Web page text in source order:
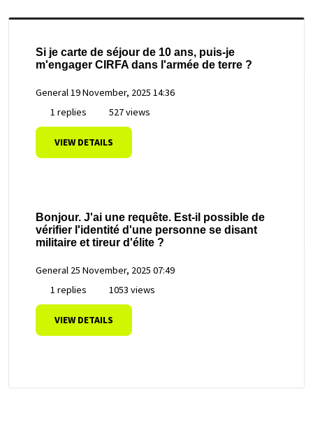
Si je carte de séjour de 10 ans, puis-je
m'engager CIRFA dans l'armée de terre ?
General19 November, 2025 14:36
1 replies
527 views
VIEW DETAILS
Bonjour. J'ai une requête. Est-il possible de
vérifier l'identité d'une personne se disant
militaire et tireur d'élite ?
General 25 November, 2025 07:49
1 replies
1053 views
VIEW DETAILS